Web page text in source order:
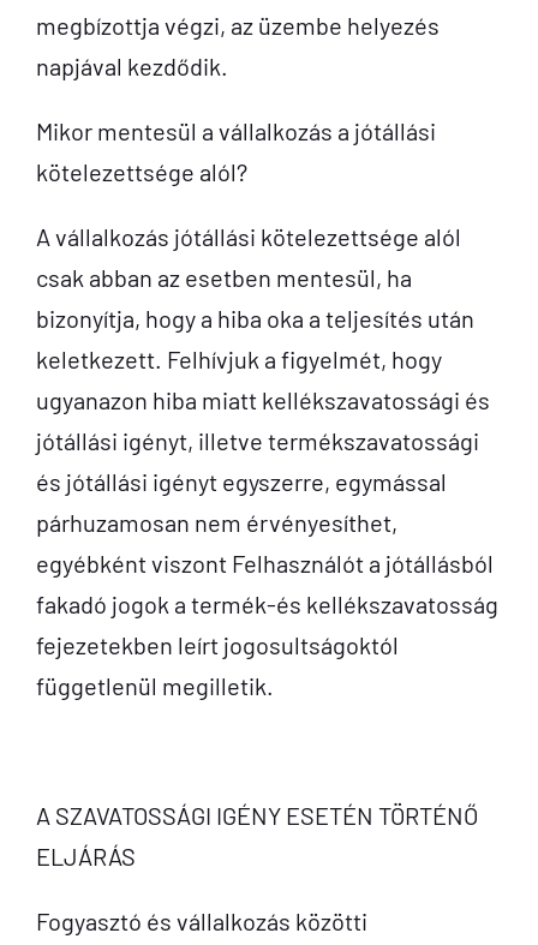
megbízottja végzi, az üzembe helyezés
napjával kezdődik.
Mikor mentesül a vállalkozás a jótállási
kötelezettsége alól?
A vállalkozás jótállási kötelezettsége alól
csak abban az esetben mentesül, ha
bizonyítja, hogy a hiba oka a teljesítés után
keletkezett. Felhívjuk a figyelmét, hogy
ugyanazon hiba miatt kellékszavatossági és
jótállási igényt, illetve termékszavatossági
és jótállási igényt egyszerre, egymással
párhuzamosan nem érvényesíthet,
egyébként viszont Felhasználót a jótállásból
fakadó jogok a termék-és kellékszavatosság
fejezetekben leírt jogosultságoktól
függetlenül megilletik.
A SZAVATOSSÁGI IGÉNY ESETÉN TÖRTÉNŐ
ELJÁRÁS
Fogyasztó és vállalkozás közötti